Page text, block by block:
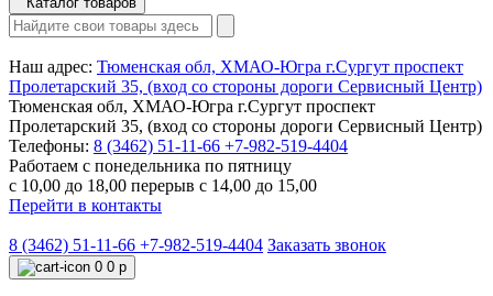
Наш адрес: Тюменская обл, ХМАО-Югра г.Сургут проспект
Пролетарский 35, (вход со стороны дороги Сервисный Центр)
Тюменская обл, ХМАО-Югра г.Сургут проспект
Пролетарский 35, (вход со стороны дороги Сервисный Центр)
Телефоны: 8 (3462) 51-11-66 +7-982-519-4404
Работаем с понедельника по пятницу
с 10,00 до 18,00 перерыв с 14,00 до 15,00
Перейти в контакты
8 (3462) 51-11-66 +7-982-519-4404 Заказать звонок
0 0 р